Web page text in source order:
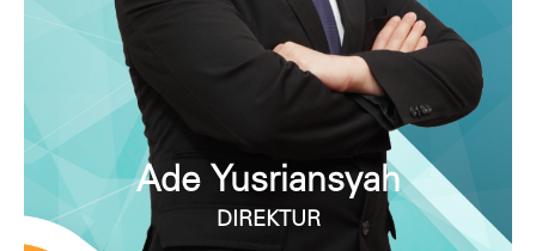
Ade Yusriansyah
DIREKTUR